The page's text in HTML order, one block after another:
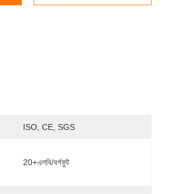
ISO, CE, SGS
20+এলবি/বর্গফুট